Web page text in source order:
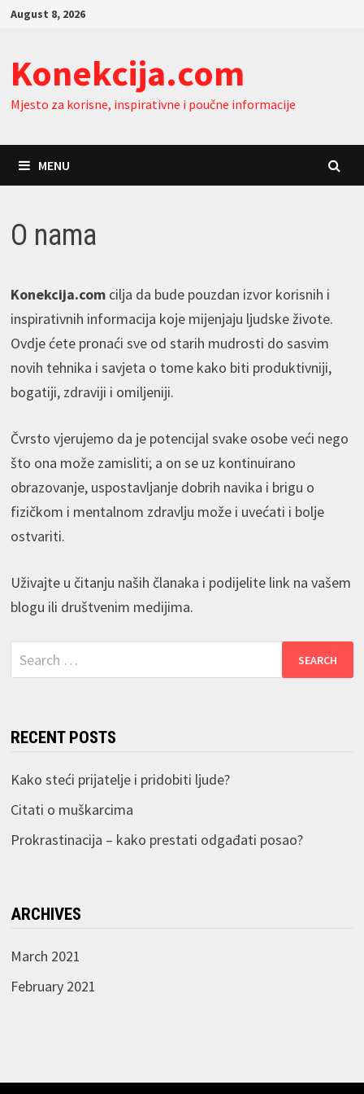
SkipAugust 8, 2026
Konekcija.com
Mjesto za korisne, inspirativne i poučne informacije
MENU
O nama
Konekcija.comcilja da bude pouzdan izvor korisnih i
inspirativnih informacija koje mijenjaju ljudske živote.
Ovdje ćete pronaći sve od starih mudrosti do sasvim
novih tehnika i savjeta o tome kako biti produktivniji,
bogatiji, zdraviji i omiljeniji.
Čvrsto vjerujemo da je potencijal svake osobe veći nego
što ona može zamisliti; a on se uz kontinuirano
obrazovanje, uspostavljanje dobrih navika i brigu o
fizičkom i mentalnom zdravlju može i uvećati i bolje
ostvariti.
Uživajte u čitanju naših članaka i podijelite link na vašem
blogu ili društvenim medijima.
Search
for:
RECENT POSTS
Kako steći prijatelje i pridobiti ljude?
Citati o muškarcima
Prokrastinacija – kako prestati odgađati posao?
ARCHIVES
March 2021
February 2021